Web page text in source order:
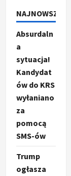
NAJNOWSZE
Absurdaln
a
sytuacja!
Kandydat
ów do KRS
wyłaniano
za
pomocą
SMS-ów
Trump
ogłasza